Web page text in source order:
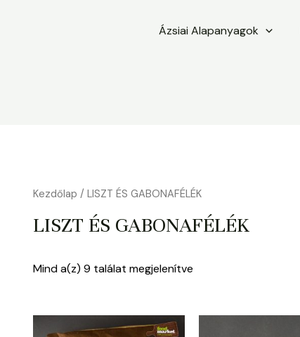
Ázsiai Alapanyagok
Kezdőlap / LISZT ÉS GABONAFÉLÉK
LISZT ÉS GABONAFÉLÉK
Mind a(z) 9 találat megjelenítve